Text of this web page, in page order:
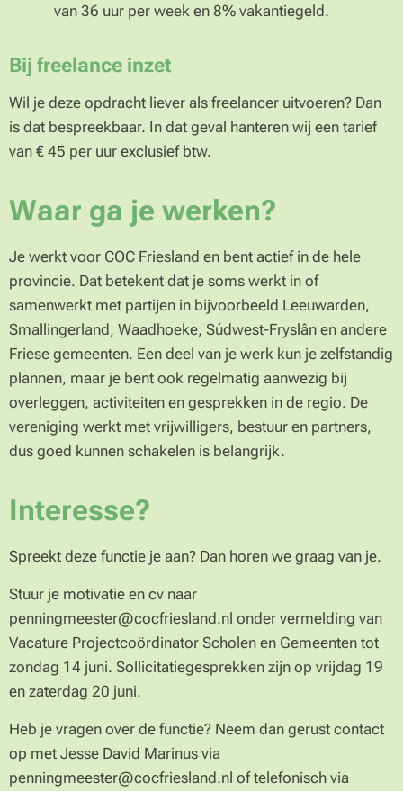
van 36 uur per week en 8% vakantiegeld.
Bij freelance inzet
Wil je deze opdracht liever als freelancer uitvoeren? Dan
is dat bespreekbaar. In dat geval hanteren wij een tarief
van € 45 per uur exclusief btw.
Waar ga je werken?
Je werkt voor COC Friesland en bent actief in de hele
provincie. Dat betekent dat je soms werkt in of
samenwerkt met partijen in bijvoorbeeld Leeuwarden,
Smallingerland, Waadhoeke, Súdwest-Fryslân en andere
Friese gemeenten. Een deel van je werk kun je zelfstandig
plannen, maar je bent ook regelmatig aanwezig bij
overleggen, activiteiten en gesprekken in de regio. De
vereniging werkt met vrijwilligers, bestuur en partners,
dus goed kunnen schakelen is belangrijk.
Interesse?
Spreekt deze functie je aan? Dan horen we graag van je.
Stuur je motivatie en cv naar
penningmeester@cocfriesland.nl onder vermelding van
Vacature Projectcoördinator Scholen en Gemeenten tot
zondag 14 juni. Sollicitatiegesprekken zijn op vrijdag 19
en zaterdag 20 juni.
Heb je vragen over de functie? Neem dan gerust contact
op met Jesse David Marinus via
penningmeester@cocfriesland.nl of telefonisch via